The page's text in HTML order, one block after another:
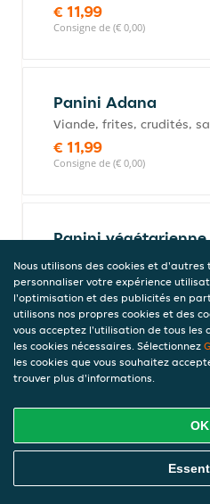
€ 11,99
Consigne de (€ 0,00)
Panini Adana
Viande, frites, crudités,
€ 11,99
Consigne de (€ 0,00)
Panini végétarienne
Frites, crudités, sauce.
€ 9,99
Consigne de (€ 0,00)
Panini viande
Nous utilisons des cookies et
personnaliser votre expérience
l'optimisation et des publicités en
utilisons nos propres cookies et des
vous acceptez l'utilisation de tous les
les cookies nécessaires. Sélectionnez
les cookies que vous souhaitez
trouver plus d'informations.
OK